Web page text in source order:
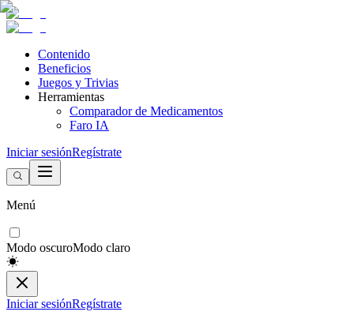
Contenido
Beneficios
Juegos y Trivias
Herramientas
Comparador de Medicamentos
Faro IA
Iniciar sesiónRegístrate
Menú
Modo oscuroModo claro
Iniciar sesiónRegístrate